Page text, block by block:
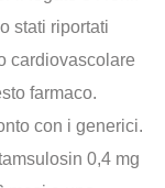
stati riportati
cardiovascolare
farmaco.
con i generici.
0,4 mg